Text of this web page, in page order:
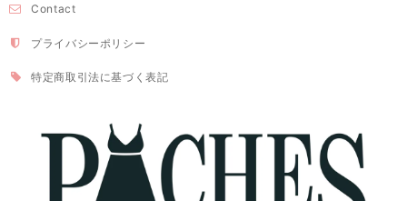
Contact
プライバシーポリシー
特定商取引法に基づく表記